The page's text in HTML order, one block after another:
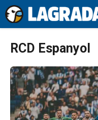
Saltar
al
contenido
RCD Espanyol